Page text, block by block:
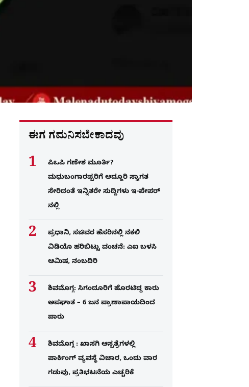
ಈಗ ಗಮನಿಸಬೇಕಾದವು
ಪಿಒಪಿ ಗಣೇಶ ಮೂರ್ತಿ?
ಮಧುಬಂಗಾರಪ್ಪರಿಗೆ ಅದ್ದೂರಿ ಸ್ವಾಗತ
ಸೇರಿದಂತೆ ಇನ್ನಿತರೇ ಸುದ್ದಿಗಳು ಇ-ಪೇಪರ್​
ನಲ್ಲಿ
ಪ್ರಧಾನಿ, ಸಚಿವರ ಹೆಸರಿನಲ್ಲಿ ನಕಲಿ
ವಿಡಿಯೊ ಹರಿಬಿಟ್ಟು ವಂಚನೆ: ಎಐ ಬಳಸಿ
ಆಮಿಷ, ನಂಬದಿರಿ
ಶಿವಮೊಗ್ಗ: ಸಿಗಂದೂರಿಗೆ ಹೊರಟಿದ್ದ ಕಾರು
ಅಪಘಾತ – 6 ಜನ ಪ್ರಾಣಾಪಾಯದಿಂದ
ಪಾರು
ಶಿವಮೊಗ್ಗ : ಖಾಸಗಿ ಆಸ್ಪತ್ರೆಗಳಲ್ಲಿ
ಪಾರ್ಕಿಂಗ್​ ವ್ಯವಸ್ಥೆ ವಿಚಾರ, ಒಂದು ವಾರ
ಗಡುವು, ಪ್ರತಿಭಟನೆಯ ಎಚ್ಚರಿಕೆ